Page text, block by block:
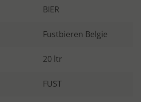
BIER
Fustbieren Belgie
20 ltr
FUST